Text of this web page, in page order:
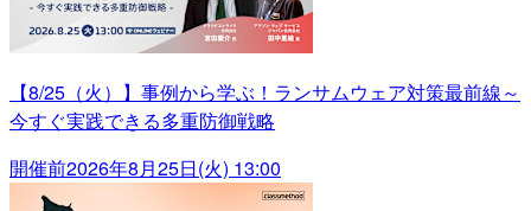
【8/25（火）】事例から学ぶ！ランサムウェア対策最前線～
今すぐ実践できる多重防御戦略
開催前2026年8月25日(火) 13:00